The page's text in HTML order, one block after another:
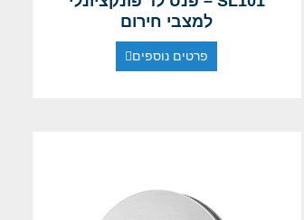
למצבי חירום
פרטים נוספים